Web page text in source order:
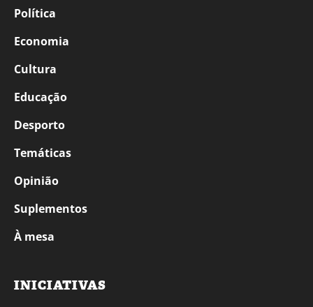
Política
Economia
Cultura
Educação
Desporto
Temáticas
Opinião
Suplementos
À mesa
INICIATIVAS